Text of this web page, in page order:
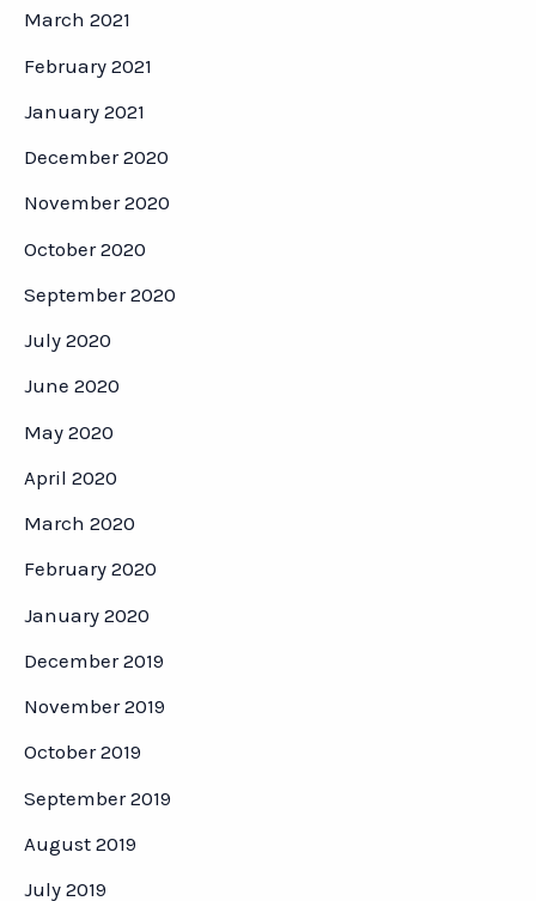
March 2021
February 2021
January 2021
December 2020
November 2020
October 2020
September 2020
July 2020
June 2020
May 2020
April 2020
March 2020
February 2020
January 2020
December 2019
November 2019
October 2019
September 2019
August 2019
July 2019